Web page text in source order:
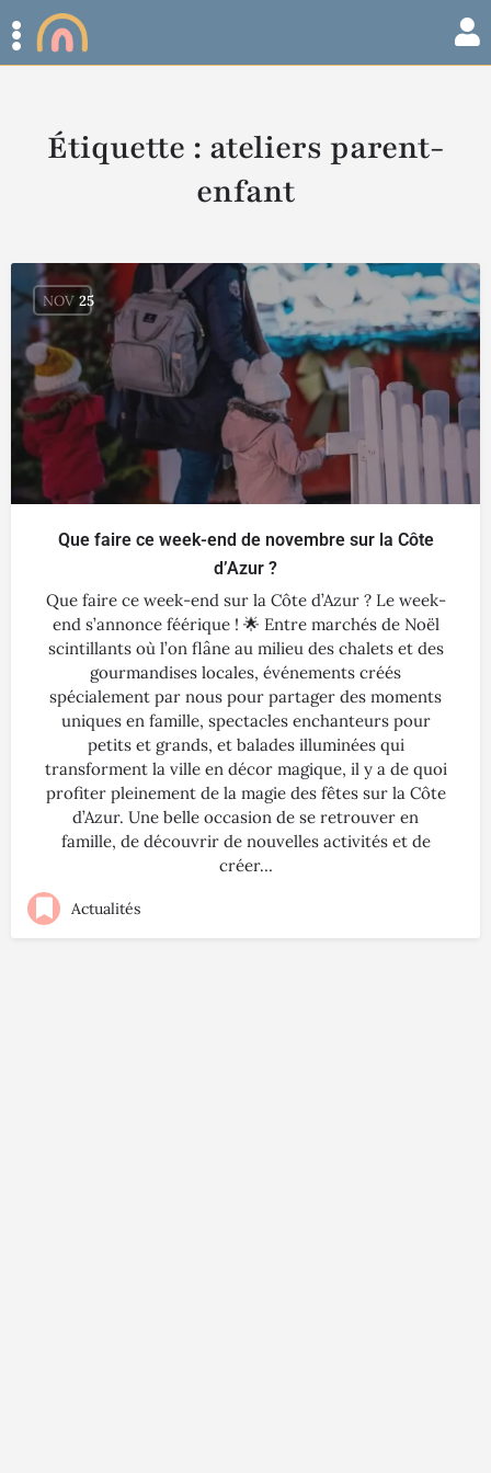
Étiquette : ateliers parent-
enfant
NOV 25
Que faire ce week-end de novembre sur la Côte
d’Azur ?
Que faire ce week-end sur la Côte d’Azur ? Le week-
end s’annonce féérique ! 🌟 Entre marchés de Noël
scintillants où l’on flâne au milieu des chalets et des
gourmandises locales, événements créés
spécialement par nous pour partager des moments
uniques en famille, spectacles enchanteurs pour
petits et grands, et balades illuminées qui
transforment la ville en décor magique, il y a de quoi
profiter pleinement de la magie des fêtes sur la Côte
d’Azur. Une belle occasion de se retrouver en
famille, de découvrir de nouvelles activités et de
créer…
Actualités